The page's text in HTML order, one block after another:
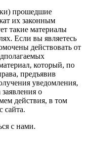
прошедшие
их законным
такие материалы
Если вы являетесь
действовать от
который, по
предъявив
уведомления,
о
действия, в том
сайта.
с нами.